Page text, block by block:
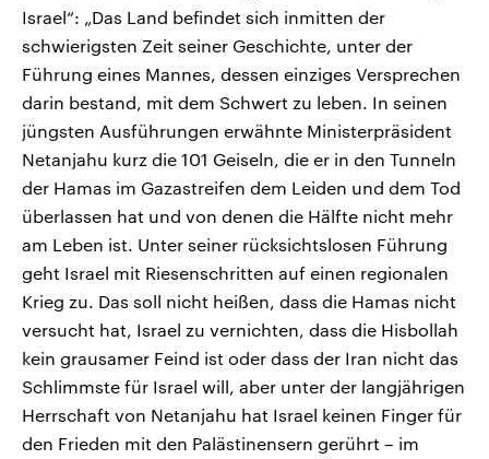
Israel“: „Das Land befindet sich inmitten der
schwierigsten Zeit seiner Geschichte, unter der
Führung eines Mannes, dessen einziges Versprechen
darin bestand, mit dem Schwert zu leben. In seinen
jüngsten Ausführungen erwähnte Ministerpräsident
Netanjahu kurz die 101 Geiseln, die er in den Tunneln
der Hamas im Gazastreifen dem Leiden und dem Tod
überlassen hat und von denen die Hälfte nicht mehr
am Leben ist. Unter seiner rücksichtslosen Führung
geht Israel mit Riesenschritten auf einen regionalen
Krieg zu. Das soll nicht heißen, dass die Hamas nicht
versucht hat, Israel zu vernichten, dass die Hisbollah
kein grausamer Feind ist oder dass der Iran nicht das
Schlimmste für Israel will, aber unter der langjährigen
Herrschaft von Netanjahu hat Israel keinen Finger für
den Frieden mit den Palästinensern gerührt – im